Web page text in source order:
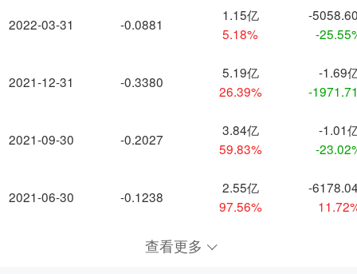
2022-03-31
2021-12-31
2021-09-30
2021-06-30
-0.0881
1.15亿
5.18%
-
-
-0.3380
5.19亿
26.39%
-1.69
-
-0.2027
3.84亿
59.83%
-1.01
-
-0.1238
2.55亿
97.56%
-
查看更多